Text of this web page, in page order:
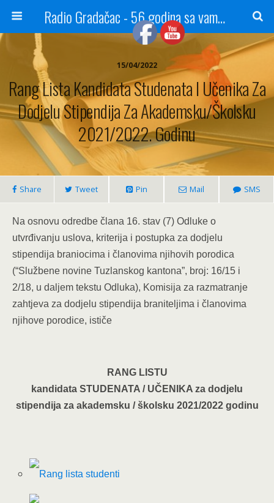
Radio Gradačac - 56 godina sa vama...
15/04/2022
Rang Lista Kandidata Studenata I Učenika Za
Dodjelu Stipendija Za Akademsku/školsku
2021/2022. Godinu
Share Tweet Pin Mail SMS
Na osnovu odredbe člana 16. stav (7) Odluke o
utvrđivanju uslova, kriterija i postupka za dodjelu
stipendija braniocima i članovima njihovih porodica
(“Službene novine Tuzlanskog kantona”, broj: 16/15 i
2/18, u daljem tekstu Odluka), Komisija za razmatranje
zahtjeva za dodjelu stipendija braniteljima i članovima
njihove porodice, ističe
RANG LISTU
kandidata STUDENATA / UČENIKA za dodjelu
stipendija za akademsku / školsku 2021/2022 godinu
Rang lista studenti